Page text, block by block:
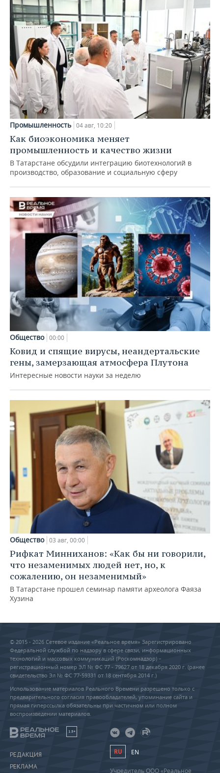
Промышленность 04 авг, 10:20
Как биоэкономика меняет
промышленность и качество жизни
В Татарстане обсудили интеграцию биотехнологий в
производство, образование и социальную сферу
Общество 00:00
Ковид и спящие вирусы, неандертальские
гены, замерзающая атмосфера Плутона
Интересные новости науки за неделю
Общество 03 авг, 00:00
Рифкат Минниханов: «Как бы ни говорили,
что незаменимых людей нет, но, к
сожалению, он незаменимый»
В Татарстане прошел семинар памяти археолога Фаяза
Хузина
© 2015 - 2026 Сетевое издание «Реальное время» Зарегистрировано
Федеральной службой по надзору в сфере связи, информационных
технологий и массовых коммуникаций (Роскомнадзор) –
регистрационный номер ЭЛ № ФС 77 - 79627 от 18 декабря 2020 г. (ранее
свидетельство Эл № ФС 77-59331 от 18 сентября 2014 г.)
Использование материалов Реального Времени разрешено только с
предварительного согласия правообладателей, упоминание сайта и
прямая гиперссылка обязательны при частичном или полном
воспроизведении материалов.
18+
РЕДАКЦИЯ
РЕКЛАМА
RU EN
Учредитель ООО «Реальное